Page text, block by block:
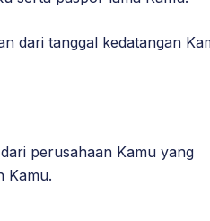
dari tanggal kedatangan
perusahaan Kamu yang
Kamu.